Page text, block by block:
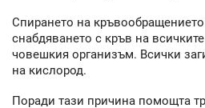
Спирането на
снабдяването с кръв на
човешкия организъм. Всички
на кислород.
Поради тази причина помощта